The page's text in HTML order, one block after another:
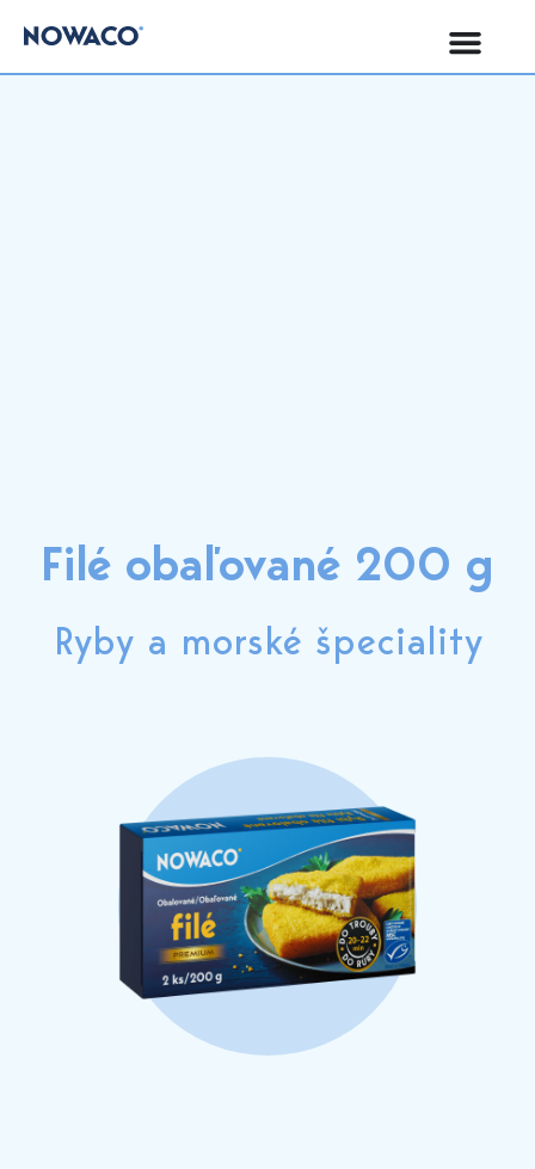
Filé obaľované 200 g
Ryby a morské špeciality